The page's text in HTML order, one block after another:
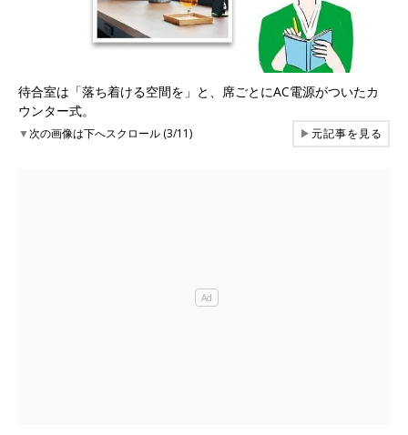
待合室は「落ち着ける空間を」と、席ごとにAC電源がついたカ
ウンター式。
▼次の画像は下へスクロール (3/11) ▶元記事を見る